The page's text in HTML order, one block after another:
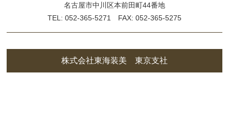
名古屋市中川区本前田町44番地
TEL: 052-365-5271 FAX: 052-365-5275
株式会社東海装美 東京支社